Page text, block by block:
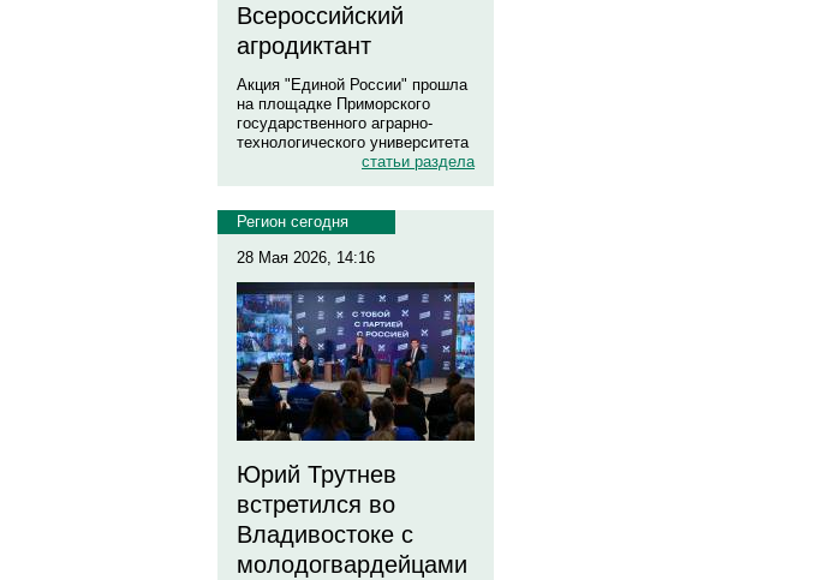
Всероссийский
агродиктант
Акция "Единой России" прошла
на площадке Приморского
государственного аграрно-
технологического университета
статьи раздела
Регион сегодня
28 Мая 2026, 14:16
Юрий Трутнев
встретился во
Владивостоке с
молодогвардейцами